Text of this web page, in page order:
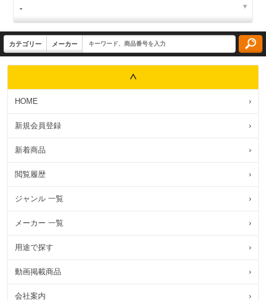
HOME ›
新規会員登録 ›
新着商品 ›
閲覧履歴 ›
ジャンル 一覧 ›
メーカー 一覧 ›
用途で探す ›
動画掲載商品 ›
会社案内 ›